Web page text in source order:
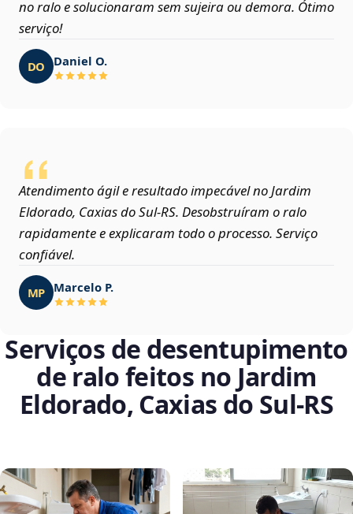
no ralo e solucionaram sem sujeira ou demora. Ótimo
serviço!
DO Daniel O.
Atendimento ágil e resultado impecável no Jardim
Eldorado, Caxias do Sul‑RS. Desobstruíram o ralo
rapidamente e explicaram todo o processo. Serviço
confiável.
MP Marcelo P.
Serviços de desentupimento
de ralo feitos no Jardim
Eldorado, Caxias do Sul‑RS